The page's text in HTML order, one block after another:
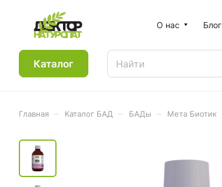
О нас Блог
Каталог
Главная Каталог БАД БАДы Мета Биотик